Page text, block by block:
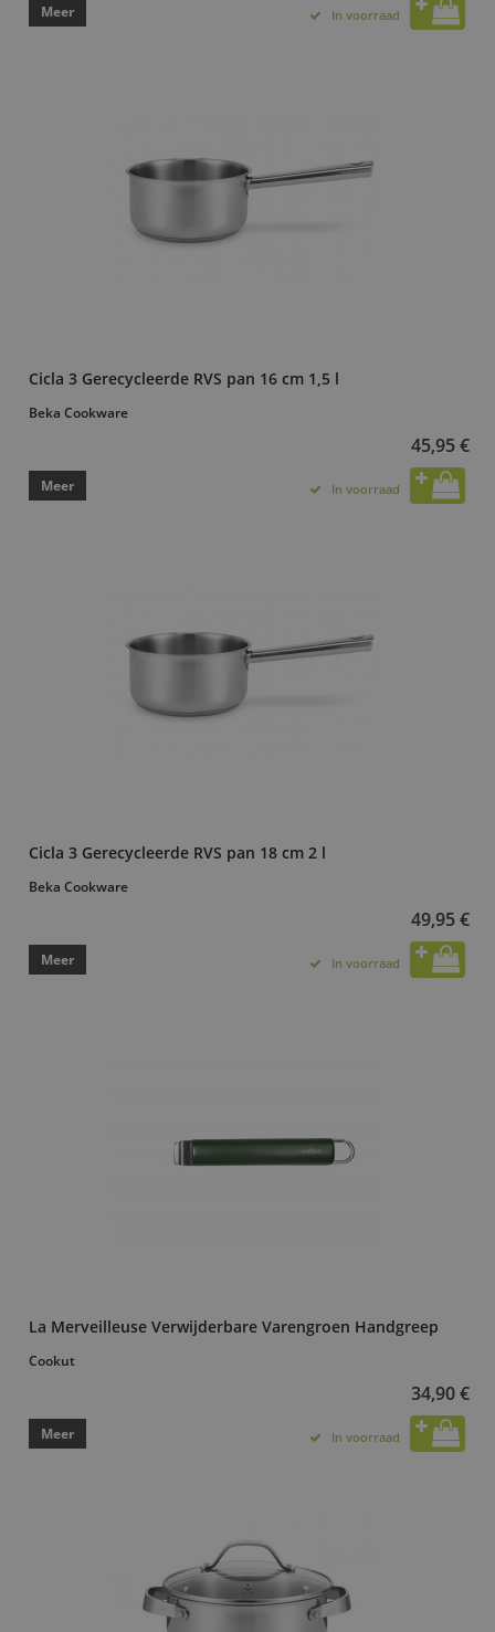
Meer In voorraad
Cicla 3 Gerecycleerde RVS pan 16 cm 1,5 l
Beka Cookware
45,95 €
Meer In voorraad
Cicla 3 Gerecycleerde RVS pan 18 cm 2 l
Beka Cookware
49,95 €
Meer In voorraad
La Merveilleuse Verwijderbare Varengroen Handgreep
Cookut
34,90 €
Meer In voorraad